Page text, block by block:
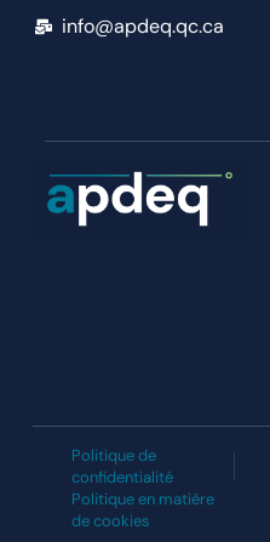
info@apdeq.qc.ca
Politique de
confidentialité
Politique en matière
de cookies